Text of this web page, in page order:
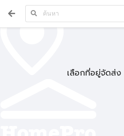
เลือกที่อยู่จัดส่ง